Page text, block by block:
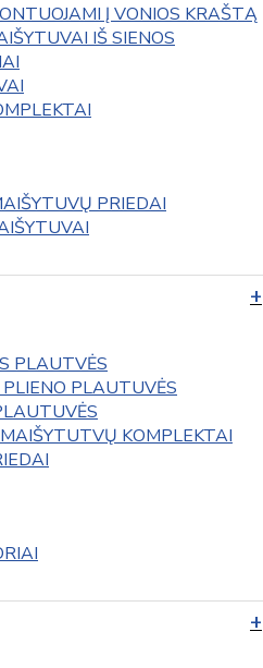
Į VONIOS KRAŠTĄ
IŠ SIENOS
PRIEDAI
PLAUTVĖS
PLAUTUVĖS
KOMPLEKTAI